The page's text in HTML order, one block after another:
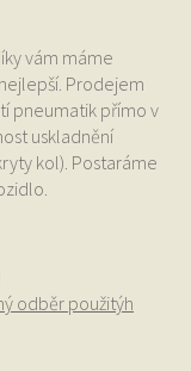
vám máme
Prodejem
pneumatik přímo v
uskladnění
kol). Postaráme
odběr použitýh